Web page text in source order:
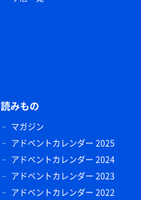
読みもの
マガジン
アドベントカレンダー 2025
アドベントカレンダー 2024
アドベントカレンダー 2023
アドベントカレンダー 2022